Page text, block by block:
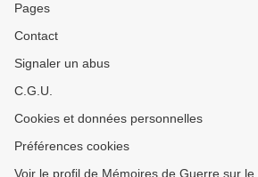
Pages
Contact
Signaler un abus
C.G.U.
Cookies et données personnelles
Préférences cookies
Voir le profil de Mémoires de Guerre sur